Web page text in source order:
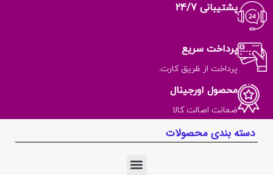
پشتیبانی 24/7
پرداخت سریع
پرداخت از ظریق کارت.
محصول اورجینال
ضمانت اصالت کالا
دسته بندی محصولات